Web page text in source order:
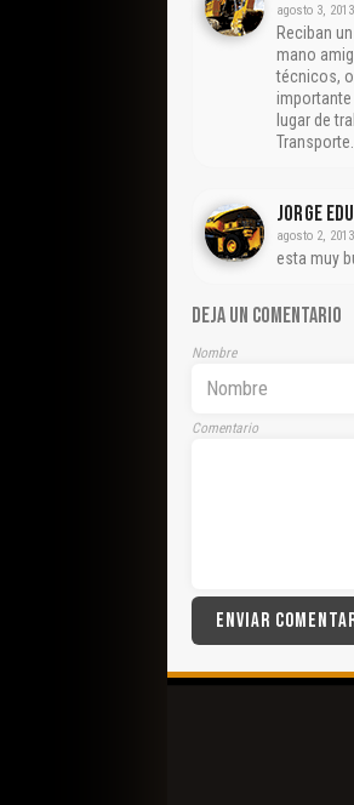
agosto 3,
Reciban
mano
técnicos,
importante
lugar de
Jorge
agosto 2,
esta muy
DEJA UN COMENTARIO
Nombre
Comentario